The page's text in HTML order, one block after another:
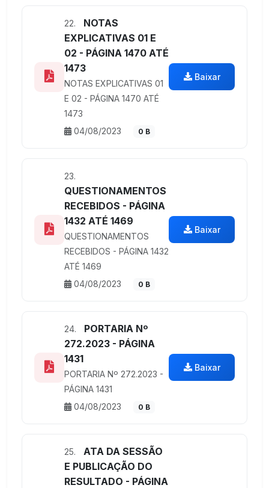
22.
NOTAS
EXPLICATIVAS 01 E
02 - PÁGINA 1470 ATÉ
1473
NOTAS EXPLICATIVAS 01
E 02 - PÁGINA 1470 ATÉ
1473
04/08/2023
0 B
Baixar
23.
QUESTIONAMENTOS
RECEBIDOS - PÁGINA
1432 ATÉ 1469
QUESTIONAMENTOS
RECEBIDOS - PÁGINA 1432
ATÉ 1469
04/08/2023
0 B
Baixar
24.
PORTARIA Nº
272.2023 - PÁGINA
1431
PORTARIA Nº 272.2023 -
PÁGINA 1431
04/08/2023
0 B
Baixar
25.
ATA DA SESSÃO
E PUBLICAÇÃO DO
RESULTADO - PÁGINA